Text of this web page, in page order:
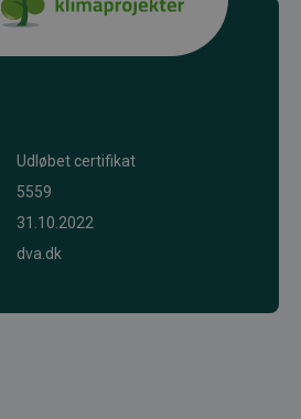
Udløbet certifikat
5559
31.10.2022
dva.dk